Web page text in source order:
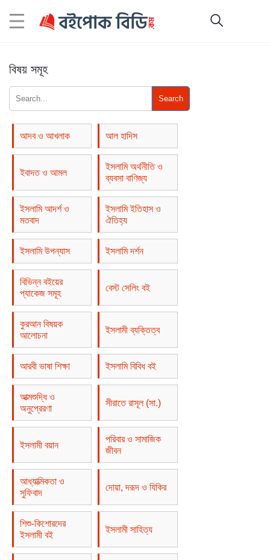
বিষয় সমূহ
Search
আদব ও আখলাক আল হাদিস
ইবাদত ও আমল
ইসলামি অর্থনীতি ও
ব্যবসা বাণিজ্য
ইসলামি আদর্শ ও
মতবাদ
ইসলামি ইতিহাস ও
ঐতিহ্য
ইসলামি উপন্যাস ইসলামি দর্শন
বিভিন্ন বইয়ের
প্যাকেজ সমূহ
বেস্ট সেলিং বই
কুরআন বিষয়ক
আলোচনা
ইসলামী ব্যক্তিত্ব
আরবী ভাষা শিক্ষা ইসলামি বিবিধ বই
আত্মশুদ্ধি ও
অনুপ্রেরণা
সীরাতে রাসূল (সা.)
ইসলামী বয়ান
পরিবার ও সামাজিক
জীবন
আধ্যাত্মিকতা ও
সুফিবাদ
দোয়া, দরূদ ও যিকির
শিশু-কিশোরদের
ইসলামী বই
ইসলামী সাহিত্য